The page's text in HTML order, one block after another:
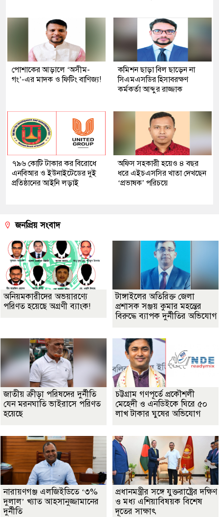
পোশাকের আড়ালে ‘অসীম-
গং’-এর মাদক ও ফিটিং বাণিজ্য!
কমিশন ছাড়া বিল ছাড়েন না
সিএমএসডির হিসাবরক্ষণ
কর্মকর্তা আব্দুর রাজ্জাক
৭৯৬ কোটি টাকার কর বিরোধে
এনবিআর ও ইউনাইটেডের দুই
প্রতিষ্ঠানের আইনি লড়াই
অফিস সহকারী হয়েও ৪ বছর
ধরে এইচএসসির খাতা দেখছেন
‘প্রভাষক’ পরিচয়ে
জনপ্রিয় সংবাদ
অনিয়মকারীদের অভয়ারণ্যে
পরিণত হয়েছে অগ্রণী ব্যাংক!
টাঙ্গাইলের অতিরিক্ত জেলা
প্রশাসক সঞ্জয় কুমার মহন্তের
বিরুদ্ধে ব্যাপক দুর্নীতির অভিযোগ
জাতীয় ক্রীড়া পরিষদের দুর্নীতি
যেন মরনঘাতি ভাইরাসে পরিণত
হয়েছে
চট্টগ্রাম গণপূর্তে প্রকৌশলী
মেহেদী ও এনডিইকে ঘিরে ৫০
লাখ টাকার ঘুষের অভিযোগ
নারায়ণগঞ্জ এলজিইডিতে ‘৩%
দুলাল’ খ্যাত আহসানুজ্জামানের
দুর্নীতি
প্রধানমন্ত্রীর সঙ্গে যুক্তরাষ্ট্রের দক্ষিণ
ও মধ্য এশিয়াবিষয়ক বিশেষ
দূতের সাক্ষাৎ